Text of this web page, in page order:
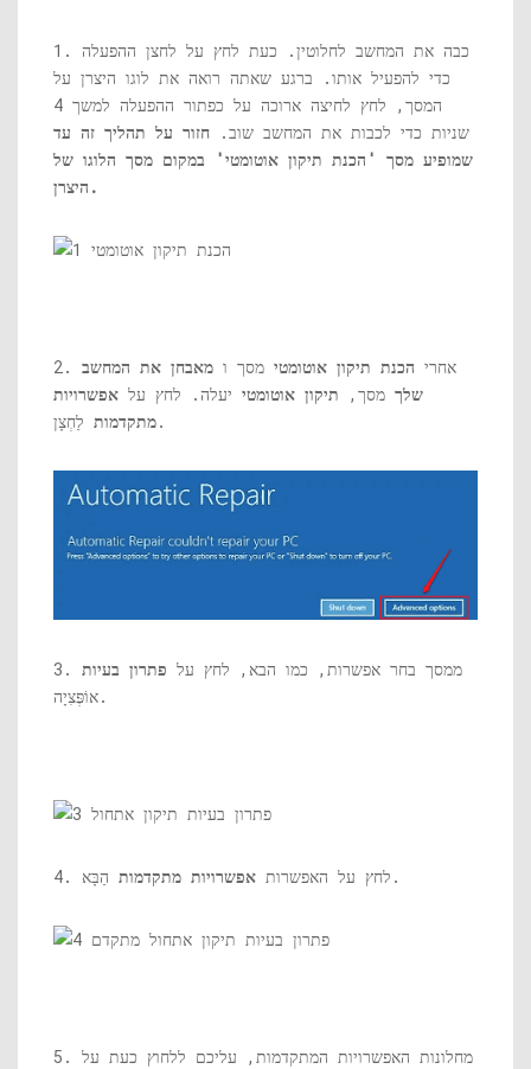
1. כבה את המחשב לחלוטין. כעת לחץ על לחצן ההפעלה
כדי להפעיל אותו. ברגע שאתה רואה את לוגו היצרן על
המסך, לחץ לחיצה ארוכה על כפתור ההפעלה למשך 4
שניות כדי לכבות את המחשב שוב. חזור על תהליך זה עד
שמופיע מסך 'הכנת תיקון אוטומטי' במקום מסך הלוגו של
היצרן.
2. אחרי הכנת תיקון אוטומטי מסך ו מאבחן את המחשב
שלך מסך, תיקון אוטומטי יעלה. לחץ על אפשרויות
מתקדמותלַחְצָן.
3. ממסך בחר אפשרות, כמו הבא, לחץ על פתרון בעיות
אוֹפְּצִיָה.
4. לחץ על האפשרות אפשרויות מתקדמות הַבָּא.
5. מחלונות האפשרויות המתקדמות, עליכם ללחוץ כעת על